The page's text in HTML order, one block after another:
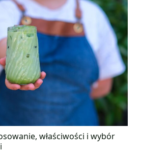
właściwości i wybór